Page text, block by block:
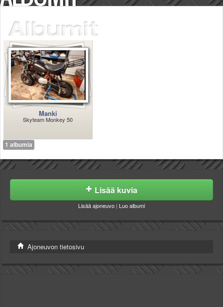
Säännöt ja ohjeet
Uudet ajoneuvot
Uudet kuvat
Uudet videot
Uudet kommentit
MYYDÄÄN
Haku
Ohjeet
Ajoneuvot
TIETOPANKKI
TAPAHTUMAT
MP15 kuvia
MP14 kuvia
MP13 kuvia
ACS 2015 kuvia
SÄÄ
Valitse paikkakunta
Helsingin sää
Tampereen sää
Turun sää
Oulun sää
Manki
Skyteam Monkey 50
1 albumia
Lisää kuvia
Lisää ajoneuvo | Luo albumi
Ajoneuvon tietosivu